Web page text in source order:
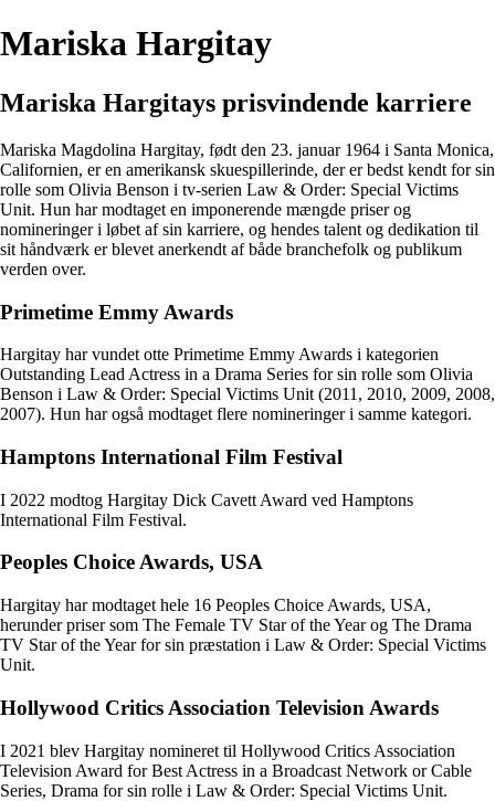
Mariska Hargitay
Mariska Hargitays prisvindende karriere
Mariska Magdolina Hargitay, født den 23. januar 1964 i Santa Monica,
Californien, er en amerikansk skuespillerinde, der er bedst kendt for sin
rolle som Olivia Benson i tv-serien Law & Order: Special Victims
Unit. Hun har modtaget en imponerende mængde priser og
nomineringer i løbet af sin karriere, og hendes talent og dedikation til
sit håndværk er blevet anerkendt af både branchefolk og publikum
verden over.
Primetime Emmy Awards
Hargitay har vundet otte Primetime Emmy Awards i kategorien
Outstanding Lead Actress in a Drama Series for sin rolle som Olivia
Benson i Law & Order: Special Victims Unit (2011, 2010, 2009, 2008,
2007). Hun har også modtaget flere nomineringer i samme kategori.
Hamptons International Film Festival
I 2022 modtog Hargitay Dick Cavett Award ved Hamptons
International Film Festival.
Peoples Choice Awards, USA
Hargitay har modtaget hele 16 Peoples Choice Awards, USA,
herunder priser som The Female TV Star of the Year og The Drama
TV Star of the Year for sin præstation i Law & Order: Special Victims
Unit.
Hollywood Critics Association Television Awards
I 2021 blev Hargitay nomineret til Hollywood Critics Association
Television Award for Best Actress in a Broadcast Network or Cable
Series, Drama for sin rolle i Law & Order: Special Victims Unit.